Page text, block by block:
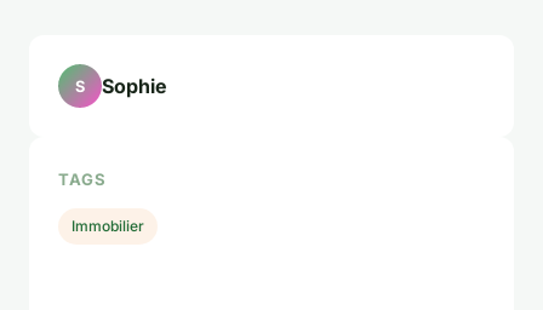
S Sophie
TAGS
Immobilier